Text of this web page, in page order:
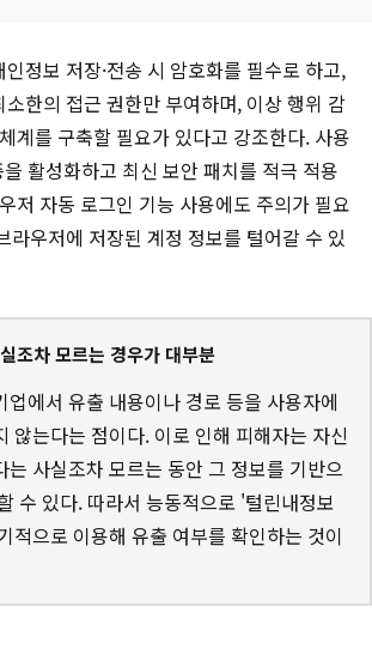
정보 저장·전송 시 암호화를 필수로 하고,
한의 접근 권한만 부여하며, 이상 행위 감
계를 구축할 필요가 있다고 강조한다. 사용
활성화하고 최신 보안 패치를 적극 적용
저 자동 로그인 기능 사용에도 주의가 필요
라우저에 저장된 계정 정보를 털어갈 수 있
조차 모르는 경우가 대부분
업에서 유출 내용이나 경로 등을 사용자에
않는다는 점이다. 이로 인해 피해자는 자신
는 사실조차 모르는 동안 그 정보를 기반으
수 있다. 따라서 능동적으로 '털린내정보
적으로 이용해 유출 여부를 확인하는 것이